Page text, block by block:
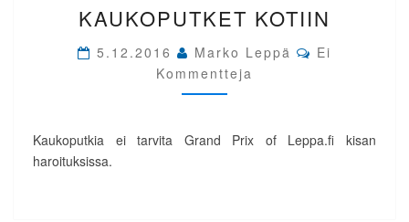
KOTIIN
KAUKOPUTKET KOTIIN
5.12.2016 Marko Leppä Comments
Ei
Kommentteja
Kaukoputkia ei tarvita Grand Prix of Leppa.fi kisan
haroituksissa.